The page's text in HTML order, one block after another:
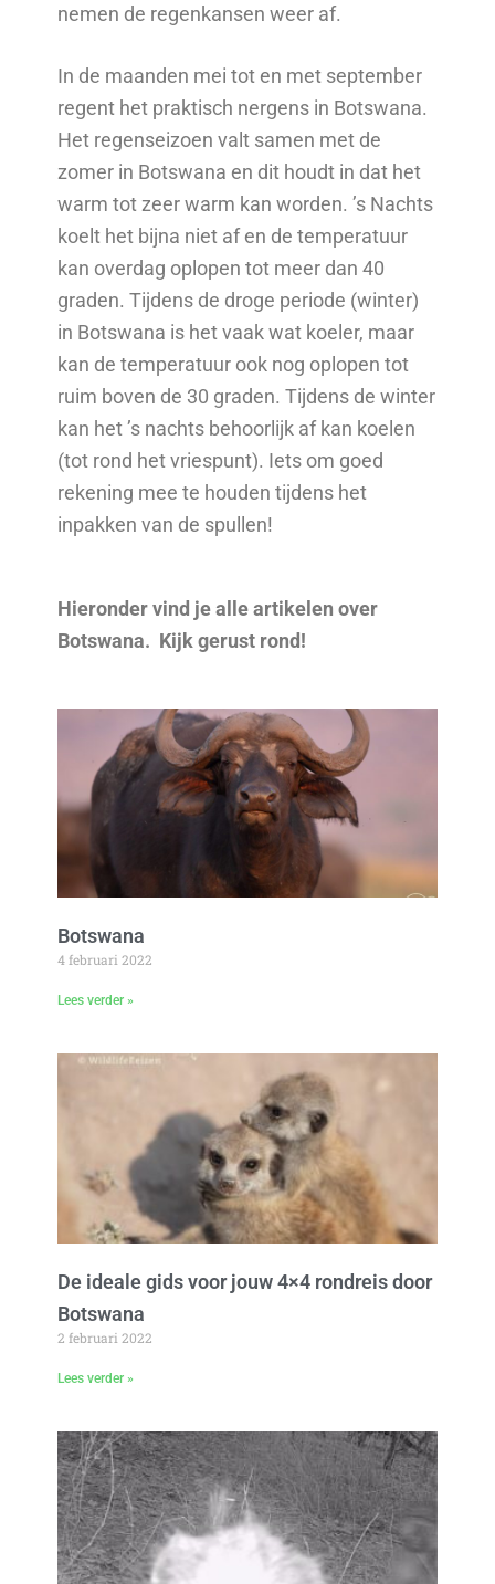
nemen de regenkansen weer af.
In de maanden mei tot en met september
regent het praktisch nergens in Botswana.
Het regenseizoen valt samen met de
zomer in Botswana en dit houdt in dat het
warm tot zeer warm kan worden. ’s Nachts
koelt het bijna niet af en de temperatuur
kan overdag oplopen tot meer dan 40
graden. Tijdens de droge periode (winter)
in Botswana is het vaak wat koeler, maar
kan de temperatuur ook nog oplopen tot
ruim boven de 30 graden. Tijdens de winter
kan het ’s nachts behoorlijk af kan koelen
(tot rond het vriespunt). Iets om goed
rekening mee te houden tijdens het
inpakken van de spullen!
Hieronder vind je alle artikelen over
Botswana. Kijk gerust rond!
Botswana
4 februari 2022
Lees verder »
De ideale gids voor jouw 4×4 rondreis door
Botswana
2 februari 2022
Lees verder »